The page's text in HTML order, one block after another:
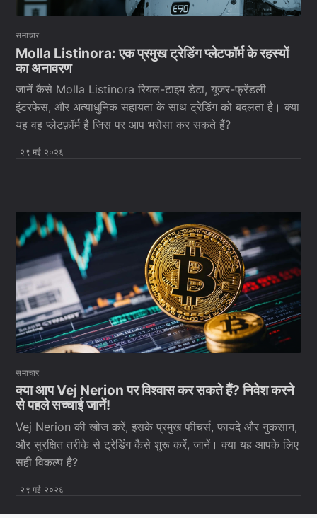
समाचार
Molla Listinora: एक प्रमुख ट्रेडिंग प्लेटफॉर्म के रहस्यों
का अनावरण
जानें कैसे Molla Listinora रियल-टाइम डेटा, यूजर-फ्रेंडली
इंटरफेस, और अत्याधुनिक सहायता के साथ ट्रेडिंग को बदलता है। क्या
यह वह प्लेटफ़ॉर्म है जिस पर आप भरोसा कर सकते हैं?
२९ मई २०२६
समाचार
क्या आप Vej Nerion पर विश्वास कर सकते हैं? निवेश करने
से पहले सच्चाई जानें!
Vej Nerion की खोज करें, इसके प्रमुख फीचर्स, फायदे और नुकसान,
और सुरक्षित तरीके से ट्रेडिंग कैसे शुरू करें, जानें। क्या यह आपके लिए
सही विकल्प है?
२९ मई २०२६